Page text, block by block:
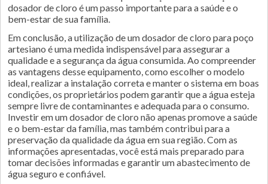
dosador de cloro é um passo importante para a saúde e o
bem-estar de sua família.
Em conclusão, a utilização de um dosador de cloro para poço
artesiano é uma medida indispensável para assegurar a
qualidade e a segurança da água consumida. Ao compreender
as vantagens desse equipamento, como escolher o modelo
ideal, realizar a instalação correta e manter o sistema em boas
condições, os proprietários podem garantir que a água esteja
sempre livre de contaminantes e adequada para o consumo.
Investir em um dosador de cloro não apenas promove a saúde
e o bem-estar da família, mas também contribui para a
preservação da qualidade da água em sua região. Com as
informações apresentadas, você está mais preparado para
tomar decisões informadas e garantir um abastecimento de
água seguro e confiável.